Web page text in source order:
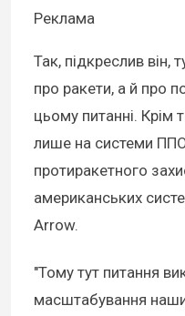
Реклама
Так, підкреслив він,
про ракети, а й про
цьому питанні. Крім
лише на системи
протиракетного
американських
Arrow.
"Тому тут питання
масштабування